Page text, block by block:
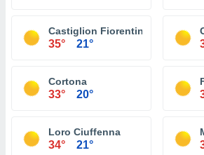
Castiglion Fiorentino
35° 21°
Cortona
33° 20°
Loro Ciuffenna
34° 21°